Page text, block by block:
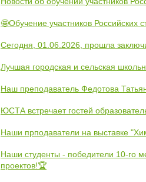
🤩Обучение участников Российских
Сегодня, 01.06.2026, прошла
Лучшая городская и сельская
Наш преподаватель Федотова
ЮСТА встречает гостей
Наши прподаватели на выставке
Наши студенты - победители 10-го
проектов!🏆